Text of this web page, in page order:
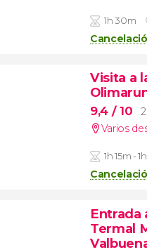
1h 30m
Visita a
9,4 / 10
Varios
1h 15m -
Entrada
Termal